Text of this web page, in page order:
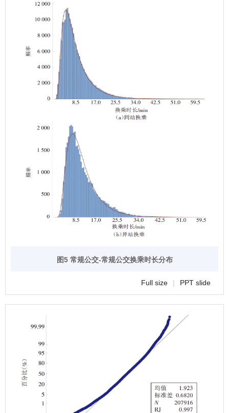
图5 常规公交-常规公交换乘时长分布
Full size | PPT slide